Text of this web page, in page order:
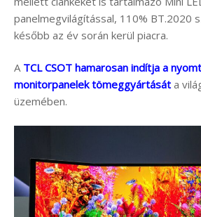
panelmegvilágítással, 110% BT.2020
később az év során kerül piacra.
A TCL CSOT hamarosan indítja a
monitorpanelek tömeggyártását a
üzemében.